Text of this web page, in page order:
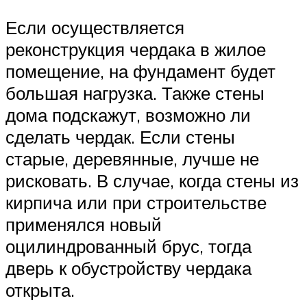
Если осуществляется
реконструкция чердака в жилое
помещение, на фундамент будет
большая нагрузка. Также стены
дома подскажут, возможно ли
сделать чердак. Если стены
старые, деревянные, лучше не
рисковать. В случае, когда стены из
кирпича или при строительстве
применялся новый
оцилиндрованный брус, тогда
дверь к обустройству чердака
открыта.